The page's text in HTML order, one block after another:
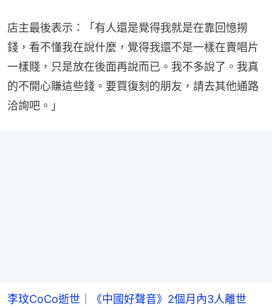
店主最後表示：「有人還是覺得我就是在靠回憶撈
錢，看不懂我在說什麼，覺得我還不是一樣在賣唱片
一樣賤，只是放在後面再說而已。我不多說了。我真
的不開心賺這些錢。要買復刻的朋友，請去其他通路
洽詢吧。」
李玟CoCo逝世｜《中國好聲音》2個月內3人離世